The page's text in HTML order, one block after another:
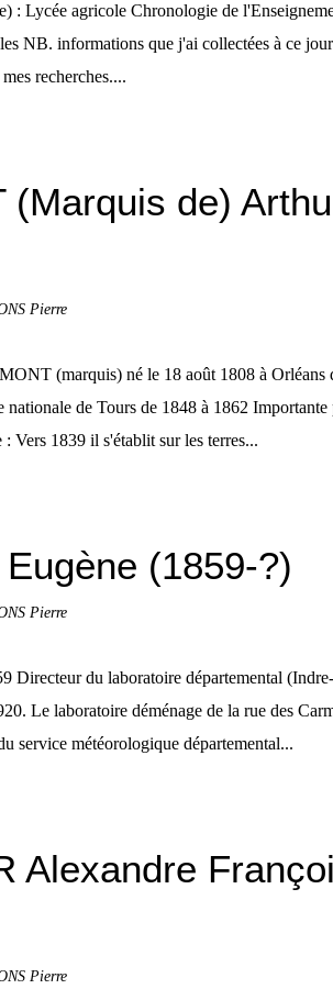
: Lycée agricole Chronologie de
NB. informations que j'ai collectées à ce
recherches....
(Marquis de)
Pierre
(marquis) né le 18 août 1808 à Orléans
de Tours de 1848 à 1862 Importante
Vers 1839 il s'établit sur les terres...
(1859-?)
Pierre
Directeur du laboratoire départemental
Le laboratoire déménage de la rue des
service météorologique départemental...
Alexandre
Pierre